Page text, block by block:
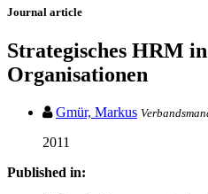
Journal article
Strategisches HRM
Organisationen
Gmür, Markus
2011
Published in: